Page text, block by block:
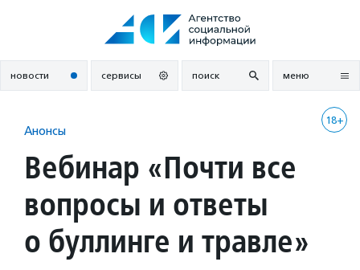
новости сервисы поиск меню
18+
Анонсы
Вебинар «Почти все
вопросы и ответы
о буллинге и травле»